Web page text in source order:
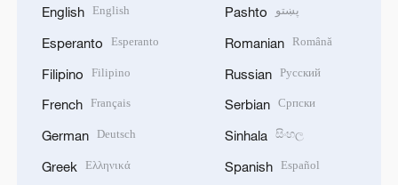
English English
Esperanto Esperanto
Filipino Filipino
French Français
German Deutsch
Greek Ελληνικά
Pashto پښتو
Romanian Română
Russian Русский
Serbian Српски
Sinhala සිංහල
Spanish Español